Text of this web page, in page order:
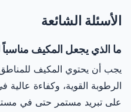
الأسئلة الشائعة
ما الذي يجعل المكيف
يجب أن يحتوي المكيف
الرطوبة القوية، وكفاءة
على تبريد مستمر حتى في